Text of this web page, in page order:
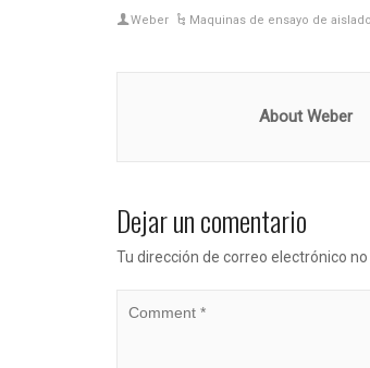
Weber Maquinas de ensayo de
About Weber
Dejar un comentario
Tu dirección de correo electrónico